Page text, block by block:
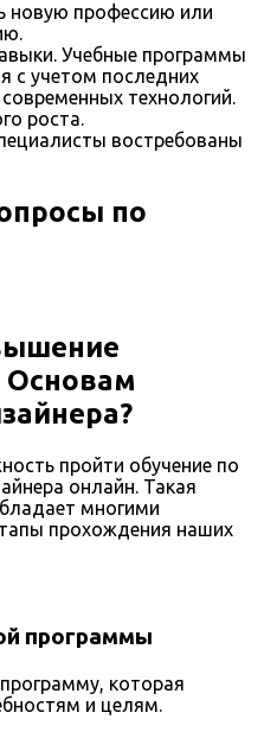
новую профессию или
Учебные программы
с учетом последних
технологий.
роста.
востребованы
по
Основам
пройти обучение по
онлайн. Такая
многими
прохождения наших
программы
которая
и целям.